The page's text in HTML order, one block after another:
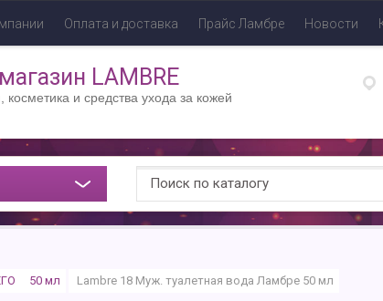
Оплата и доставка Прайс Ламбре Новости
LAMBRE
косметика и средства ухода за кожей
50 мл Lambre 18 Муж. туалетная вода Ламбре 50 мл